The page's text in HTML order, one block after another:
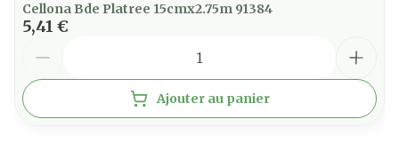
Cellona Bde Platree 15cmx2.75m 91384
5,41 €
Ajouter au panier